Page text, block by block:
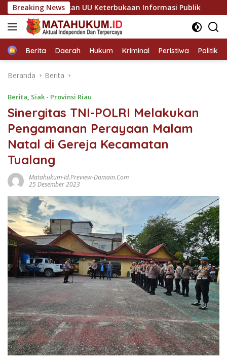
Langsung
ke
konten
Breaking News
Abaikan UU Keterbukaan Informasi Publik Sinergi
HomeBerita Daerah Hukum Kriminal Peristiwa Politik
Beranda Berita
Berita, Siak - Provinsi Riau
Sinergitas TNI-POLRI Melakukan
Pengamanan Perayaan Malam
Natal di Gereja Kecamatan
Tualang
Matahukum-Id.preview-Domain.com
25 Desember 2023